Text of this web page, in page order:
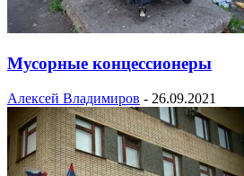
Мусорные концессионеры
Алексей Владимиров - 26.09.2021